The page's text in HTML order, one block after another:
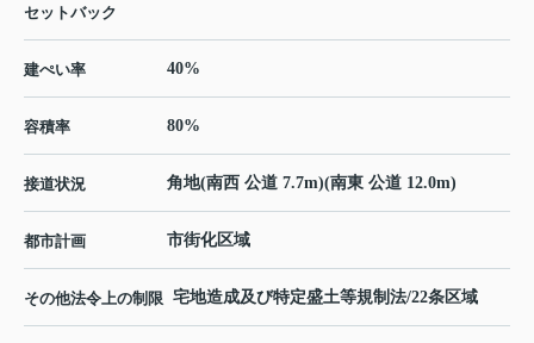
セットバック
建ぺい率 40%
容積率 80%
接道状況 角地(南西 公道 7.7m)(南東 公道 12.0m)
都市計画 市街化区域
その他法令上の制限 宅地造成及び特定盛土等規制法/22条区域